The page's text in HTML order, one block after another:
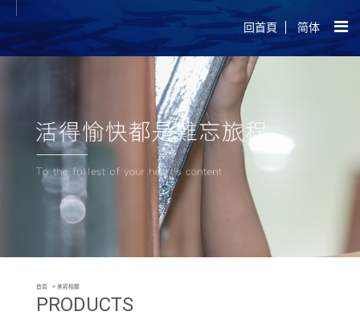
回首頁 简体
首頁 美容相關
PRODUCTS